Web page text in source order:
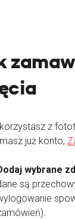
z
już konto,
wybrane
są